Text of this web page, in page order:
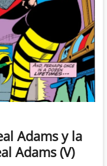
Adams y la
Adams (V)